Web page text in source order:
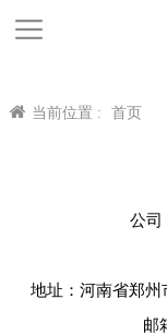
当前位置 : 首页
公司
地址：河南省郑州
邮